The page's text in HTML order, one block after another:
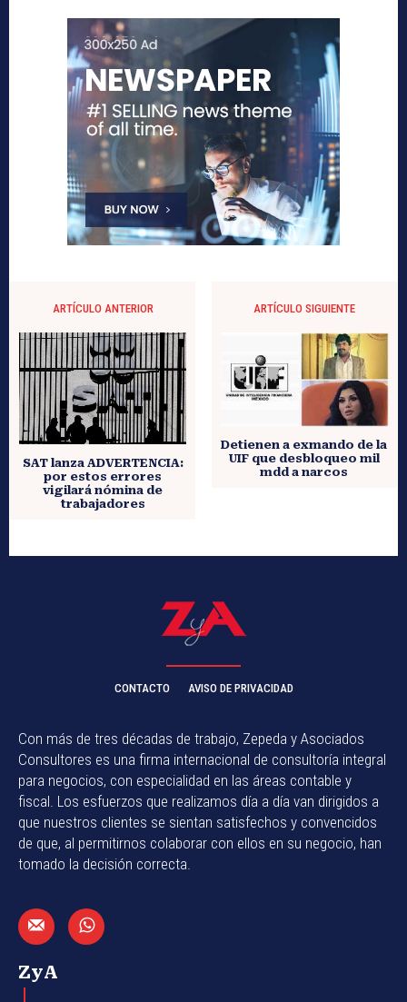
ARTÍCULO ANTERIOR
SAT lanza ADVERTENCIA:
por estos errores
vigilará nómina de
trabajadores
ARTÍCULO SIGUIENTE
Detienen a exmando de la
UIF que desbloqueo mil
mdd a narcos
CONTACTO AVISO DE PRIVACIDAD
Con más de tres décadas de trabajo, Zepeda y Asociados
Consultores es una firma internacional de consultoría integral
para negocios, con especialidad en las áreas contable y
fiscal. Los esfuerzos que realizamos día a día van dirigidos a
que nuestros clientes se sientan satisfechos y convencidos
de que, al permitirnos colaborar con ellos en su negocio, han
tomado la decisión correcta.
ZyA